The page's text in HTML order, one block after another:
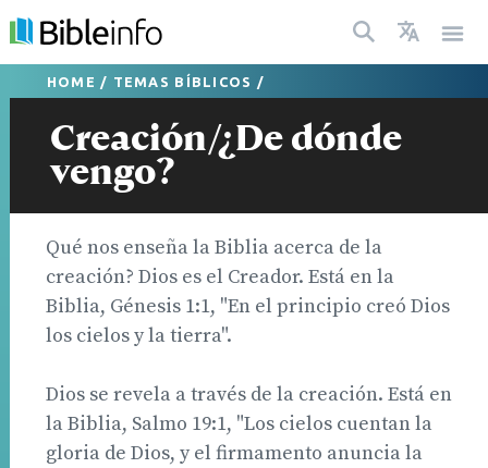
HOME / TEMAS BÍBLICOS /
Creación/¿De dónde
vengo?
Qué nos enseña la Biblia acerca de la
creación? Dios es el Creador. Está en la
Biblia, Génesis 1:1, "En el principio creó Dios
los cielos y la tierra".
Dios se revela a través de la creación. Está en
la Biblia, Salmo 19:1, "Los cielos cuentan la
gloria de Dios, y el firmamento anuncia la